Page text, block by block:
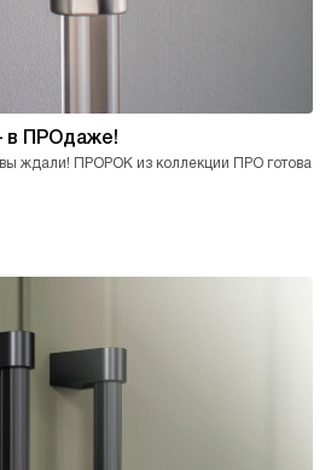
в ПРОдаже!
ждали! ПРОРОК из коллекции ПРО готова